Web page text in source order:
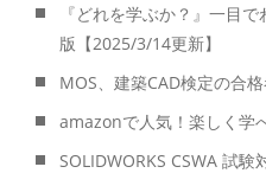
『どれを学ぶか？』一目
版【2025/3/14更新】
MOS、建築CAD検定の合
amazonで人気！楽しく学
SOLIDWORKS CSWA 試験